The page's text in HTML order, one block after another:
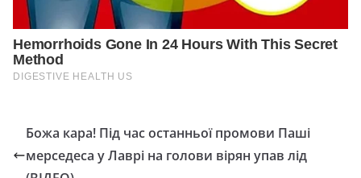
Божа кара! Під час останньої промови Паші
мерседеса у Лаврі на голови вірян упав лід